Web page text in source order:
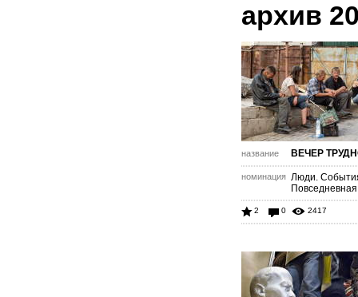
архив
название ВЕЧЕР
номинация Люди.
2 0 2417